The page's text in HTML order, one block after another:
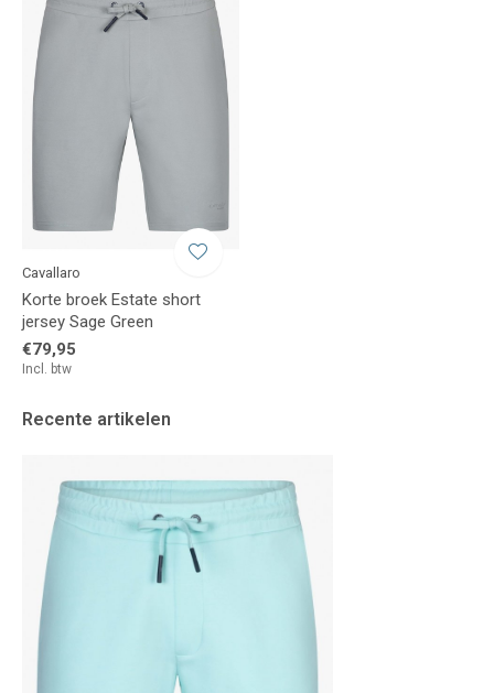
Cavallaro
Korte broek Estate short
jersey Sage Green
€79,95
Incl. btw
Recente artikelen